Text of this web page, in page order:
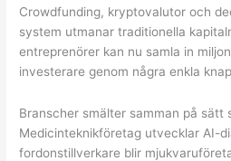
Crowdfunding, kryptovalutor och
system utmanar traditionella
entreprenörer kan nu samla in
investerare genom några enkla
Branscher smälter samman på sätt
Medicinteknikföretag utvecklar AI-
fordonstillverkare blir